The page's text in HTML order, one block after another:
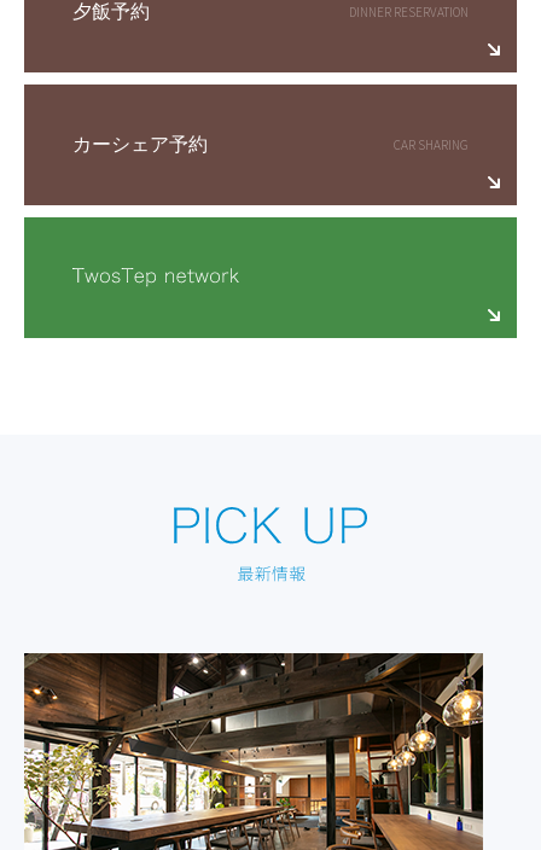
夕飯予約
カーシェア予約